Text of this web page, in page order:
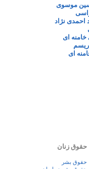
موسوی
احمدی نژاد
خامنه ای
ای
حقوق زنان
حقوق بشر